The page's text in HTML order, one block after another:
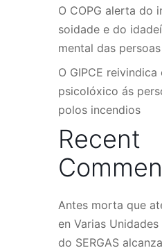
O COPG alerta do
soidade e do
mental das
O GIPCE
psicolóxico ás
polos incendios
Recent
Antes morta que
en Varias
do SERGAS